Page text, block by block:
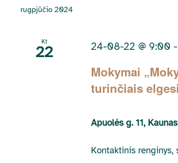
rugpjūčio 2024
Kt
22
Mokymai
turinčiais
24-08-22 @ 9:00
Apuolės g. 11,
Kontaktinis renginys,